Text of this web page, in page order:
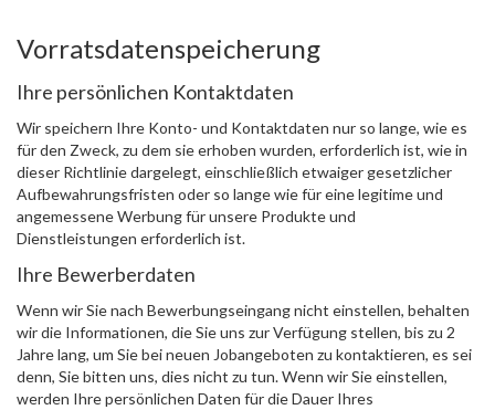
Vorratsdatenspeicherung
Ihre persönlichen Kontaktdaten
Wir speichern Ihre Konto- und Kontaktdaten nur so lange, wie es
für den Zweck, zu dem sie erhoben wurden, erforderlich ist, wie in
dieser Richtlinie dargelegt, einschließlich etwaiger gesetzlicher
Aufbewahrungsfristen oder so lange wie für eine legitime und
angemessene Werbung für unsere Produkte und
Dienstleistungen erforderlich ist.
Ihre Bewerberdaten
Wenn wir Sie nach Bewerbungseingang nicht einstellen, behalten
wir die Informationen, die Sie uns zur Verfügung stellen, bis zu 2
Jahre lang, um Sie bei neuen Jobangeboten zu kontaktieren, es sei
denn, Sie bitten uns, dies nicht zu tun. Wenn wir Sie einstellen,
werden Ihre persönlichen Daten für die Dauer Ihres